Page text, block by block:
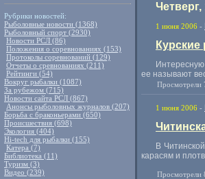
Рубрики новостей:
Рыболовные новости (1368)
Рыболовный спорт (2930)
Новости РСЛ (86)
Положения о соревнованиях (153)
Протоколы соревнований (129)
Отчеты о сревнованиях (211)
Рейтинги (54)
Вокруг рыбалки (1087)
За рубежом (715)
Новости сайта РСЛ (867)
Анонсы рыболовных журналов (207)
Борьба с браконьерами (650)
Происшествия (698)
Экология (404)
Hi-tech для рыбалки (155)
Катера (7)
Библиотека (11)
Туризм (3)
Видео (239)
1 июня 2006 -
ее называют
Просмотрели
1 июня 2006 -
В
карасям и
Просмотрели